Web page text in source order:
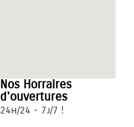
Nos Horraires
d'ouvertures
24h/24 - 7j/7 !